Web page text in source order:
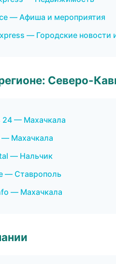
— Афиша и мероприятия
— Городские новости
Северо-
24 — Махачкала
— Махачкала
— Нальчик
— Ставрополь
— Махачкала